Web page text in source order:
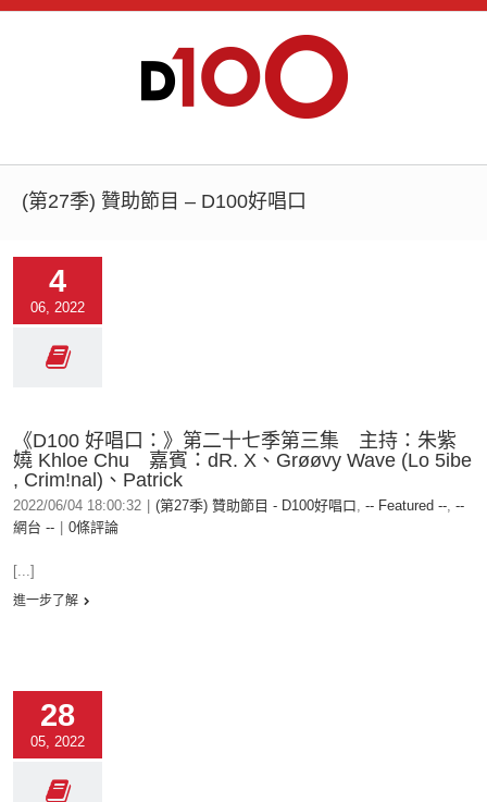
(第27季) 贊助節目 – D100好唱口
4
06, 2022
《D100 好唱口：》第二十七季第三集 主持：朱紫
嬈 Khloe Chu 嘉賓：dR. X、Grøøvy Wave (Lo 5ibe
, Crim!nal)、Patrick
2022/06/04 18:00:32 (第27季) 贊助節目 - D100好唱口, -- Featured --, --
網台 --
0條評論
[...]
進一步了解
28
05, 2022